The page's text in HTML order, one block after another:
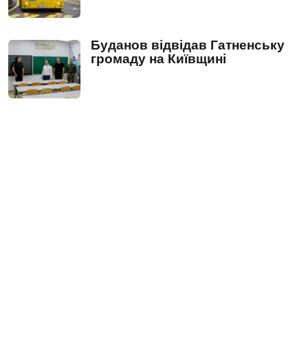
Буданов відвідав Гатненську
громаду на Київщині